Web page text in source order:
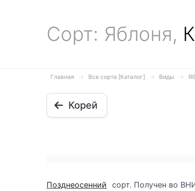
Сорт: Яблоня,
Главная Все сорта [Каталог] Виды
Корей
Позднеосенний сорт. Получен во